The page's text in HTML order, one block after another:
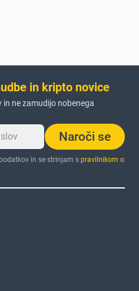
in kripto novice
ne zamudijo nobenega
Naroči se
in se strinjam spravilnikom o